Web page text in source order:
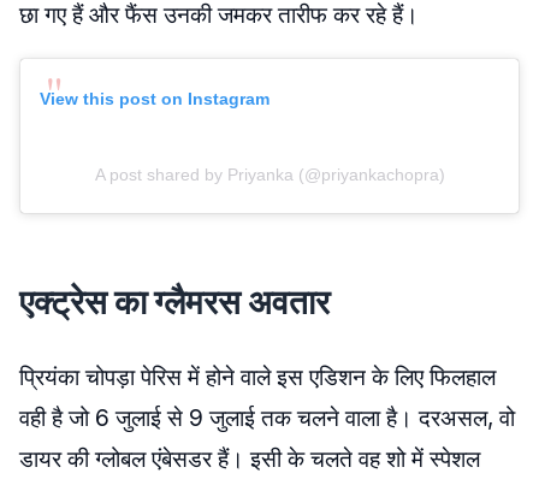
छा गए हैं और फैंस उनकी जमकर तारीफ कर रहे हैं।
View this post on Instagram
A post shared by Priyanka (@priyankachopra)
एक्ट्रेस का ग्लैमरस अवतार
प्रियंका चोपड़ा पेरिस में होने वाले इस एडिशन के लिए फिलहाल
वही है जो 6 जुलाई से 9 जुलाई तक चलने वाला है। दरअसल, वो
डायर की ग्लोबल एंबेसडर हैं। इसी के चलते वह शो में स्पेशल